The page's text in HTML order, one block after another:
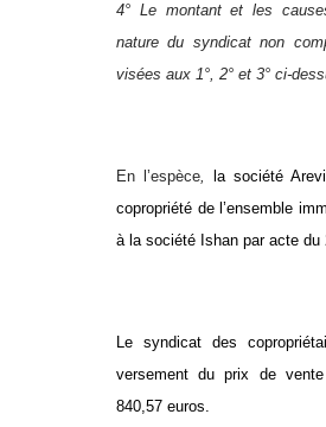
4° Le montant et les
nature du syndicat non
visées aux 1°, 2° et 3° ci-
En l’espèce,
la société
copropriété de l’ensemble
à la société Ishan par acte du
Le syndicat des
versement du prix de
840,57 euros.